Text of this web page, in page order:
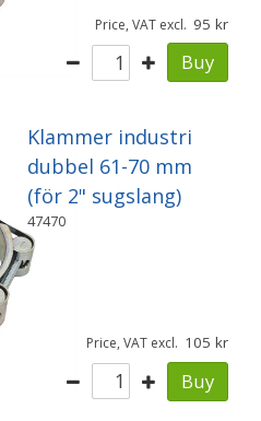
Price, VAT excl. 95
Buy
Klammer industri
dubbel 61-70 mm
(för 2" sugslang)
47470
Price, VAT excl. 105
Buy